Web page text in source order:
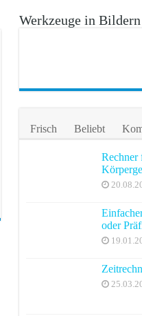
Werkzeuge in Bildern
Frisch Beliebt
Rechner
oder